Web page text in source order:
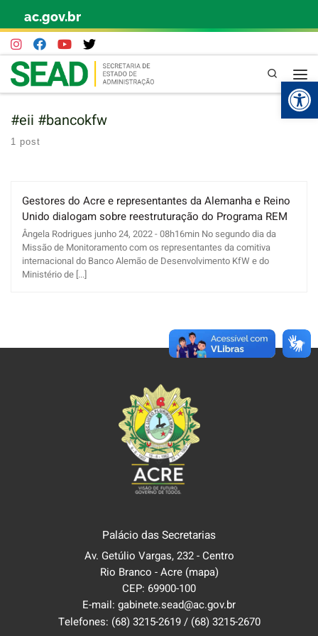
Skip to content
ac.gov.br
Pesquisa
#eii #bancokfw
1 post
Gestores do Acre e representantes da Alemanha e Reino
Unido dialogam sobre reestruturação do Programa REM
Ângela Rodrigues junho 24, 2022 - 08h16min No segundo dia da
Missão de Monitoramento com os representantes da comitiva
internacional do Banco Alemão de Desenvolvimento KfW e do
Ministério de [...]
Palácio das Secretarias
Av. Getúlio Vargas, 232 - Centro
Rio Branco - Acre (mapa)
CEP: 69900-100
E-mail: gabinete.sead@ac.gov.br
Telefones: (68) 3215-2619/ (68) 3215-2670